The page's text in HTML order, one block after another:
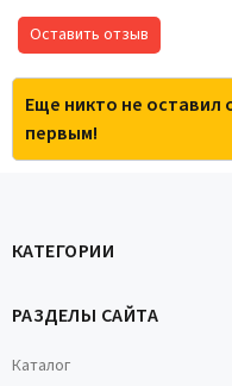
Оставить отзыв
Еще никто не
первым!
КАТЕГОРИИ
РАЗДЕЛЫ САЙТА
Каталог